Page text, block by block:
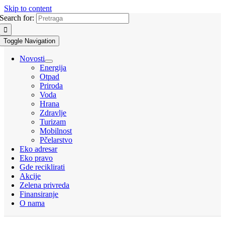
Skip to content
Search for:
Toggle Navigation
Novosti
Energija
Otpad
Priroda
Voda
Hrana
Zdravlje
Turizam
Mobilnost
Pčelarstvo
Eko adresar
Eko pravo
Gde reciklirati
Akcije
Zelena privreda
Finansiranje
O nama